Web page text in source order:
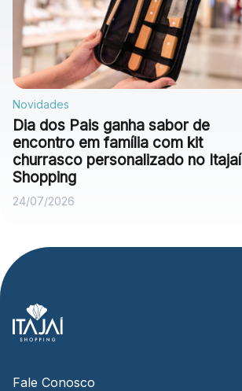
Novidades
Dia dos Pais ganha sabor de
encontro em família com kit
churrasco personalizado no Itajaí
Shopping
24/07/2026
Fale Conosco